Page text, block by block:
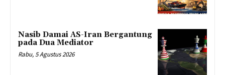
Nasib Damai AS-Iran Bergantung
pada Dua Mediator
Rabu, 5 Agustus 2026